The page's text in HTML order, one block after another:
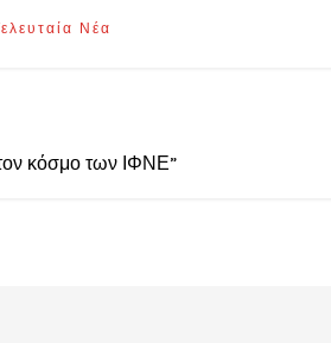
Νέα
κόσμο των ΙΦΝΕ”